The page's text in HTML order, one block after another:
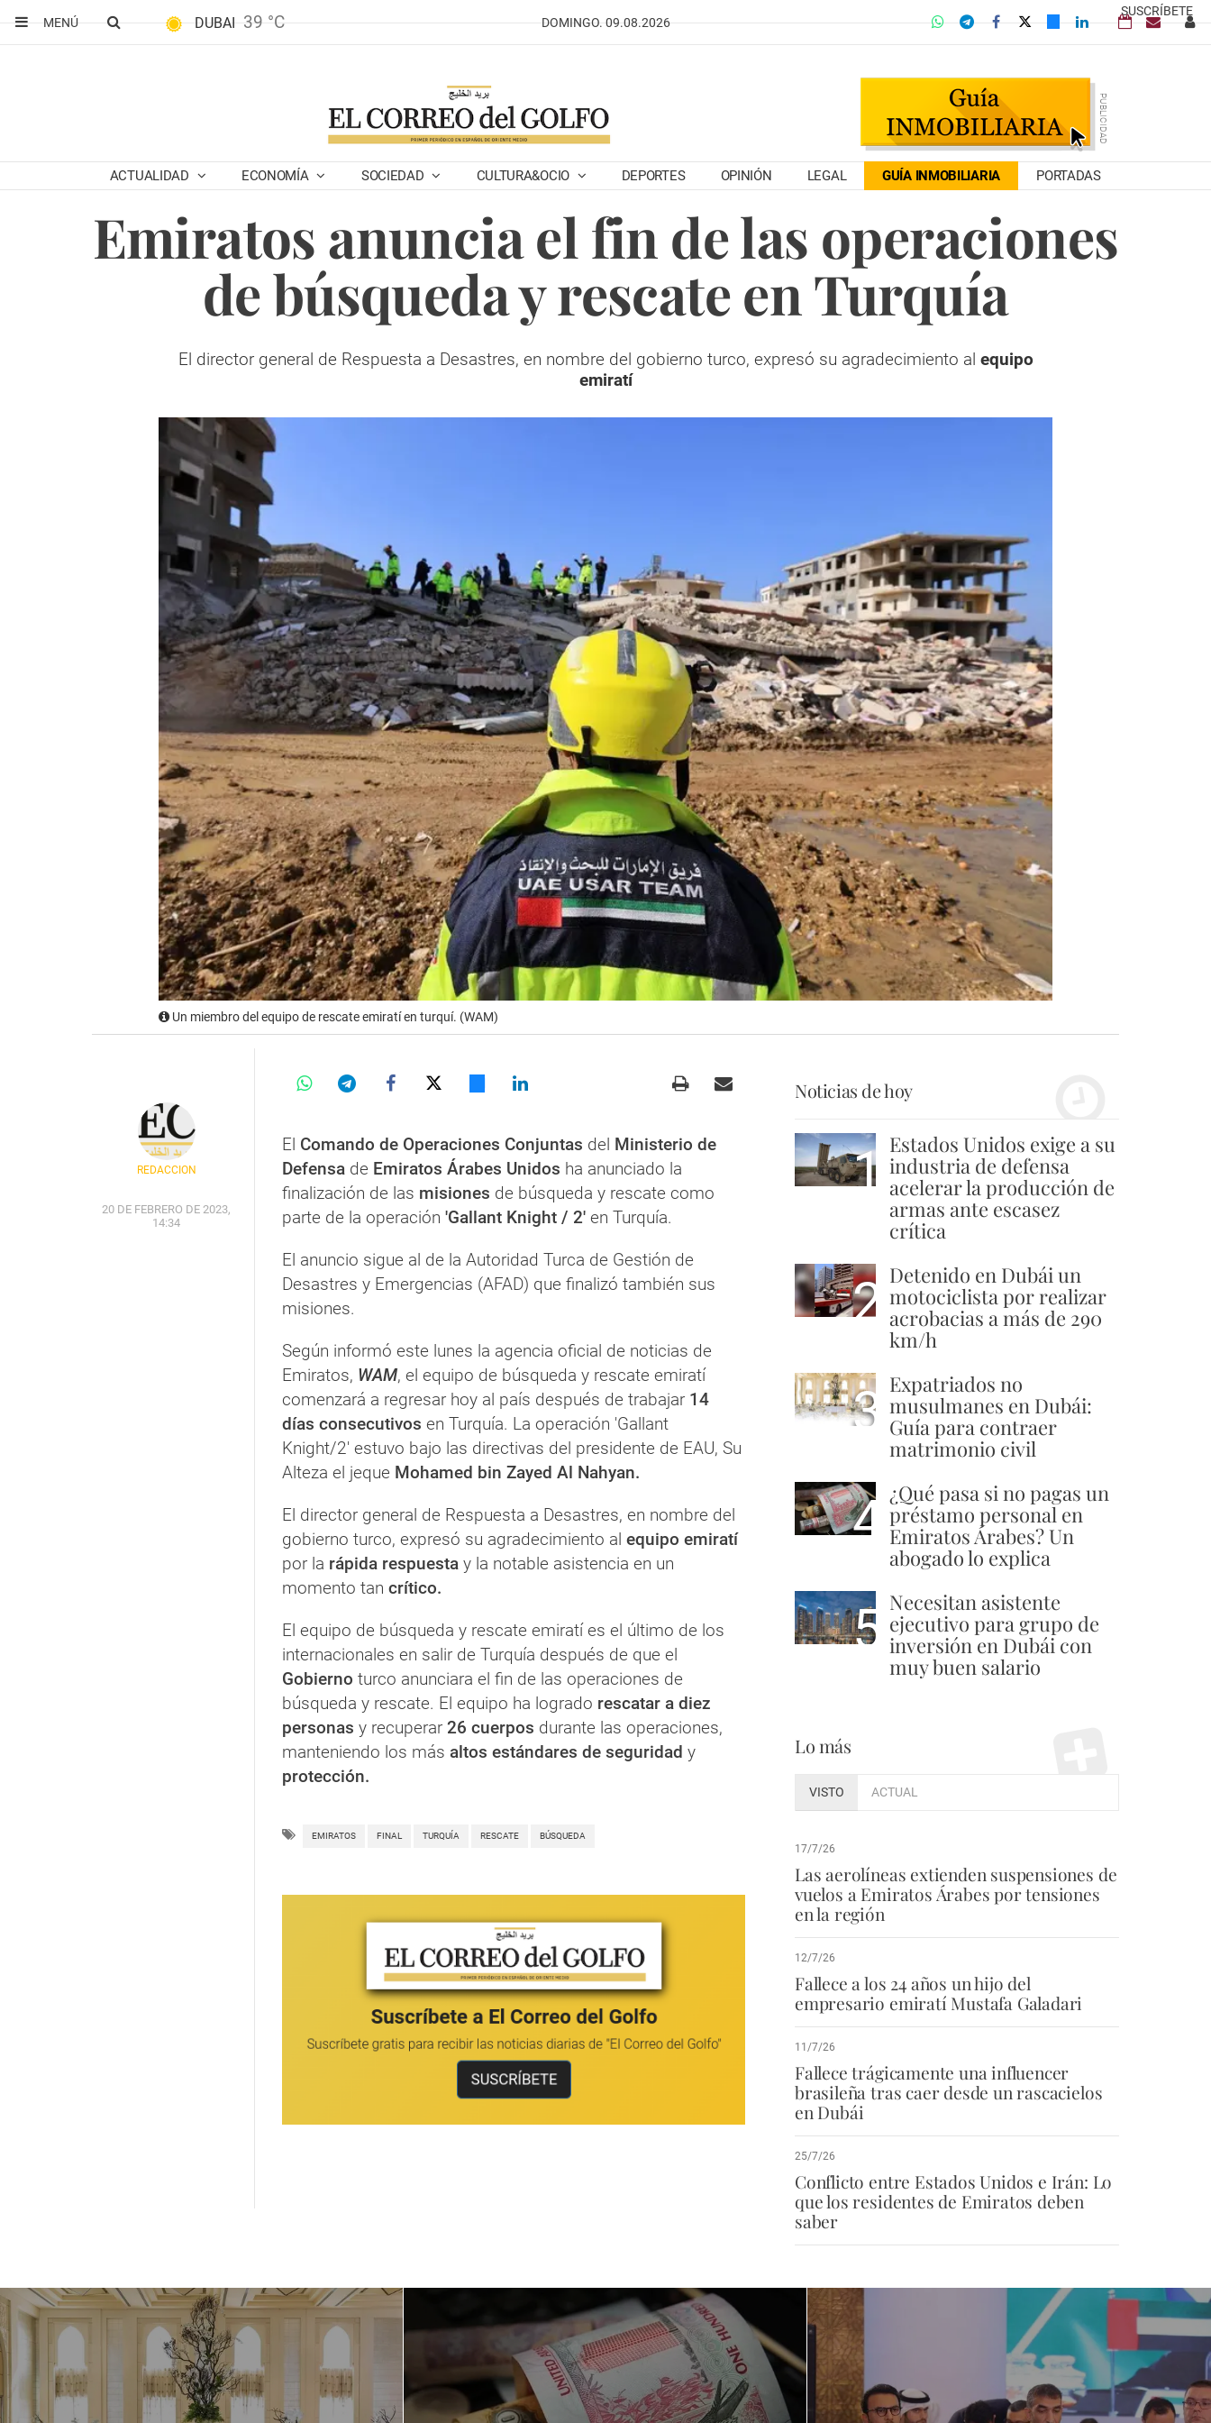
SUSCRÍBETE
MENÚ
DUBAI 39 °C DOMINGO. 09.08.2026
ACTUALIDAD ECONOMÍA SOCIEDAD CULTURA&OCIO DEPORTES OPINIÓN LEGAL GUÍA INMOBILIARIA PORTADAS
Emiratos anuncia el fin de las operaciones
de búsqueda y rescate en Turquía
El director general de Respuesta a Desastres, en nombre del gobierno turco, expresó su agradecimiento al equipo
emiratí
Un miembro del equipo de rescate emiratí en turquí. (WAM)
REDACCIÓN
20 DE FEBRERO DE 2023,
14:34
El Comando de Operaciones Conjuntas del Ministerio de
Defensa de Emiratos Árabes Unidos ha anunciado la
finalización de las misiones de búsqueda y rescate como
parte de la operación 'Gallant Knight / 2' en Turquía.
El anuncio sigue al de la Autoridad Turca de Gestión de
Desastres y Emergencias (AFAD) que finalizó también sus
misiones.
Según informó este lunes la agencia oficial de noticias de
Emiratos, WAM, el equipo de búsqueda y rescate emiratí
comenzará a regresar hoy al país después de trabajar 14
días consecutivos en Turquía. La operación 'Gallant
Knight/2' estuvo bajo las directivas del presidente de EAU, Su
Alteza el jeque Mohamed bin Zayed Al Nahyan.
El director general de Respuesta a Desastres, en nombre del
gobierno turco, expresó su agradecimiento al equipo emiratí
por la rápida respuesta y la notable asistencia en un
momento tan crítico.
El equipo de búsqueda y rescate emiratí es el último de los
internacionales en salir de Turquía después de que el
Gobierno turco anunciara el fin de las operaciones de
búsqueda y rescate. El equipo ha logrado rescatar a diez
personas y recuperar 26 cuerpos durante las operaciones,
manteniendo los más altos estándares de seguridad y
protección.
EMIRATOS FINAL TURQUÍA RESCATE BÚSQUEDA
Noticias de hoy
1 Estados Unidos exige a su
industria de defensa
acelerar la producción de
armas ante escasez
crítica
2 Detenido en Dubái un
motociclista por realizar
acrobacias a más de 290
km/h
3 Expatriados no
musulmanes en Dubái:
Guía para contraer
matrimonio civil
4 ¿Qué pasa si no pagas un
préstamo personal en
Emiratos Árabes? Un
abogado lo explica
5 Necesitan asistente
ejecutivo para grupo de
inversión en Dubái con
muy buen salario
Lo más
VISTO ACTUAL
17/7/26
Las aerolíneas extienden suspensiones de
vuelos a Emiratos Árabes por tensiones
en la región
12/7/26
Fallece a los 24 años un hijo del
empresario emiratí Mustafa Galadari
11/7/26
Fallece trágicamente una influencer
brasileña tras caer desde un rascacielos
en Dubái
25/7/26
Conflicto entre Estados Unidos e Irán: Lo
que los residentes de Emiratos deben
saber